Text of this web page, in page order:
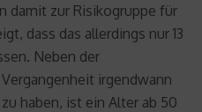
damit zur Risikogruppe für
dass das allerdings nur 13
Neben der
irgendwann
haben, ist ein Alter ab 50